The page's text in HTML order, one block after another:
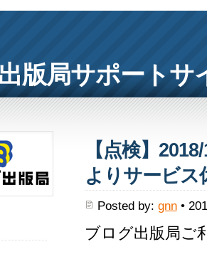
版局サポートサ
【点検】
よりサービス
Posted by: gnn•
ブログ出版局ご